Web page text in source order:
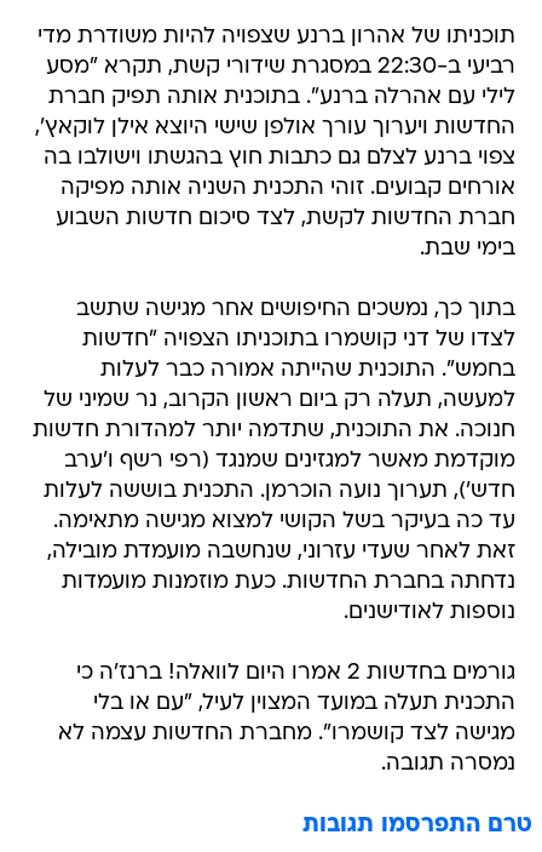
תוכניתו של אהרון ברנע שצפויה להיות משודרת מדי
רביעי ב-22:30 במסגרת שידורי קשת, תקרא "מסע
לילי עם אהרלה ברנע". בתוכנית אותה תפיק חברת
החדשות ויערוך עורך אולפן שישי היוצא אילן לוקאץ',
צפוי ברנע לצלם גם כתבות חוץ בהגשתו וישולבו בה
אורחים קבועים. זוהי התכנית השניה אותה מפיקה
חברת החדשות לקשת, לצד סיכום חדשות השבוע
בימי שבת.
בתוך כך, נמשכים החיפושים אחר מגישה שתשב
לצדו של דני קושמרו בתוכניתו הצפויה "חדשות
בחמש". התוכנית שהייתה אמורה כבר לעלות
למעשה, תעלה רק ביום ראשון הקרוב, נר שמיני של
חנוכה. את התוכנית, שתדמה יותר למהדורת חדשות
מוקדמת מאשר למגזינים שמנגד (רפי רשף ו'ערב
חדש'), תערוך נועה הוכרמן. התכנית בוששה לעלות
עד כה בעיקר בשל הקושי למצוא מגישה מתאימה.
זאת לאחר שעדי עזרוני, שנחשבה מועמדת מובילה,
נדחתה בחברת החדשות. כעת מוזמנות מועמדות
נוספות לאודישנים.
גורמים בחדשות 2 אמרו היום לוואלה! ברנז'ה כי
התכנית תעלה במועד המצוין לעיל, "עם או בלי
מגישה לצד קושמרו". מחברת החדשות עצמה לא
נמסרה תגובה.
טרם התפרסמו תגובות